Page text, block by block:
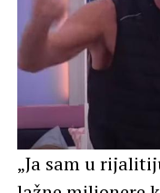
„Ja sam u